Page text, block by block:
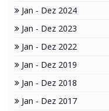
Jan - Dez 2024
Jan - Dez 2023
Jan - Dez 2022
Jan - Dez 2019
Jan - Dez 2018
Jan - Dez 2017